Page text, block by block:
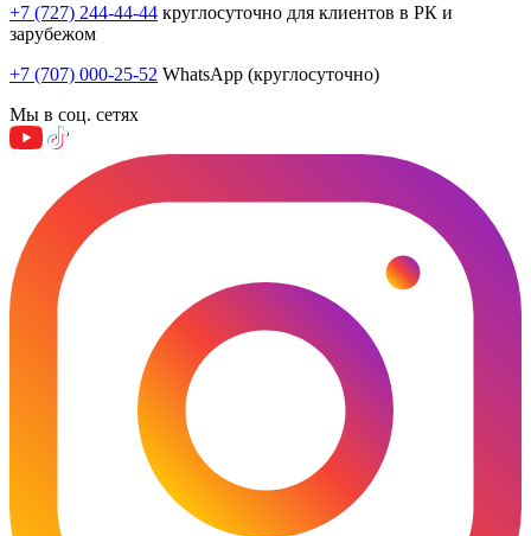
+7 (727) 244-44-44 круглосуточно для клиентов в РК и
зарубежом
+7 (707) 000-25-52 WhatsApp (круглосуточно)
Мы в соц. сетях